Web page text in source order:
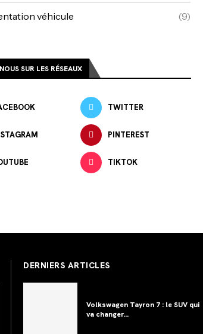
véhicule (9)
SUR LES RÉSEAUX
TWITTER
PINTEREST
TIKTOK
DERNIERS ARTICLES
Volkswagen Tayron 7 : le SUV qui
va changer...